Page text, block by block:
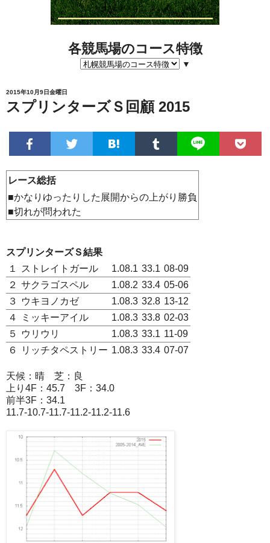
各競馬場のコース特徴
▼
2015年10月9日金曜日
スプリンターズＳ回顧 2015
レース総括
■かなりゆったりした展開からの上がり勝負
■切れが問われた
スプリンターズＳ結果
１
ストレイトガール 1.08.1 33.1 08-09
２ サクラゴスペル 1.08.2 33.4 05-06
３
ウキヨノカゼ 1.08.3 32.8 13-12
４
ミッキーアイル 1.08.3 33.8 02-03
５
ウリウリ 1.08.3 33.1 11-09
６
リッチタペストリー 1.08.3 33.4 07-07
天候：晴 芝：良
上り4F：45.7 3F：34.0
前半3F：34.1
11.7-10.7-11.7-11.2-11.2-11.6